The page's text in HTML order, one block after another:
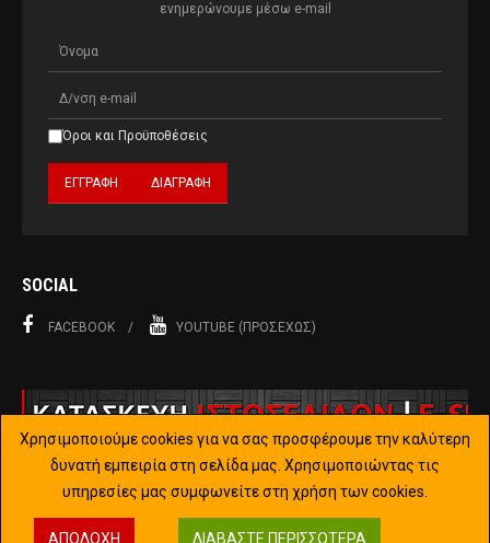
ενημερώνουμε μέσω e-mail
Όροι και Προϋποθέσεις
SOCIAL
FACEBOOK YOUTUBE (ΠΡΟΣΕΧΏΣ)
Copyright © 2015-2019 Joomla!. All Rights Reserved. Designed by
Χρησιμοποιούμε cookies για να σας προσφέρουμε την καλύτερη
δυνατή εμπειρία στη σελίδα μας. Χρησιμοποιώντας τις
υπηρεσίες μας συμφωνείτε στη χρήση των cookies.
ΑΠΟΔΟΧΉ ΔΙΑΒΆΣΤΕ ΠΕΡΙΣΣΌΤΕΡΑ